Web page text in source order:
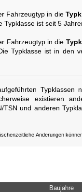
Fahrzeugtyp in die
Typklasse ist seit 5
Fahrzeugtyp in die
Typklasse ist in den
Typklassen
existieren
TSN und anderen
Änderungen
Baujahre